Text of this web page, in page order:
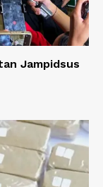
Jampidsus